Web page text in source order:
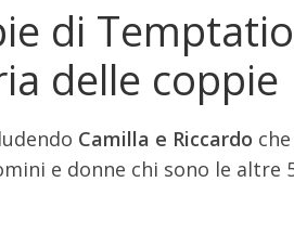
di
delle coppie
Camilla e Riccardo
e donne chi sono le altre